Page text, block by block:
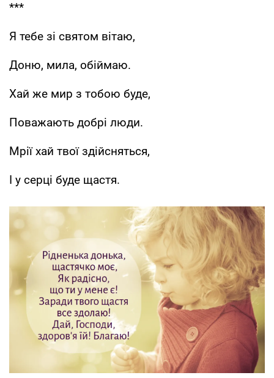
***
Я тебе зі святом вітаю,
Доню, мила, обіймаю.
Хай же мир з тобою буде,
Поважають добрі люди.
Мрії хай твої здійсняться,
І у серці буде щастя.